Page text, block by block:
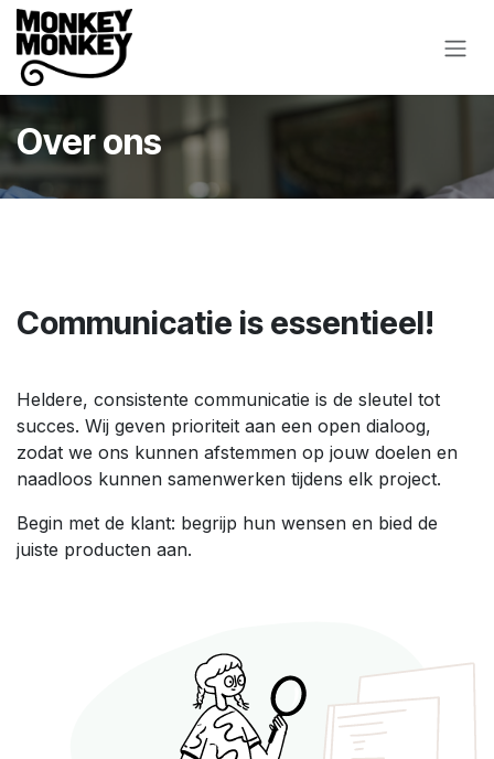
Overslaan naar inhoud
Over ons
Communicatie is essentieel!
Heldere, consistente communicatie is de sleutel tot
succes. Wij geven prioriteit aan een open dialoog,
zodat we ons kunnen afstemmen op jouw doelen en
naadloos kunnen samenwerken tijdens elk project.
Begin met de klant: begrijp hun wensen en bied de
juiste producten aan.